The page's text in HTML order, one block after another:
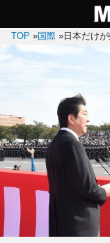
TOP »国際 » 日本だけ